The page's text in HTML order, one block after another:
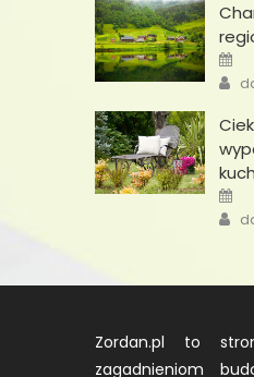
Zordan.pl to
zagadnieniom